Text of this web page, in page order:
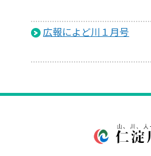
広報によど川１月号